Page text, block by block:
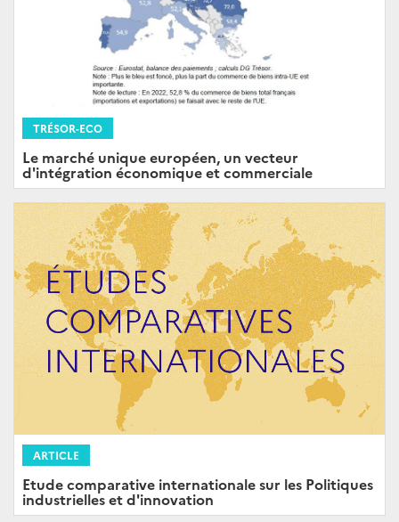
TRÉSOR-ECO
Le marché unique européen, un vecteur
d'intégration économique et commerciale
ARTICLE
Etude comparative internationale sur les Politiques
industrielles et d'innovation